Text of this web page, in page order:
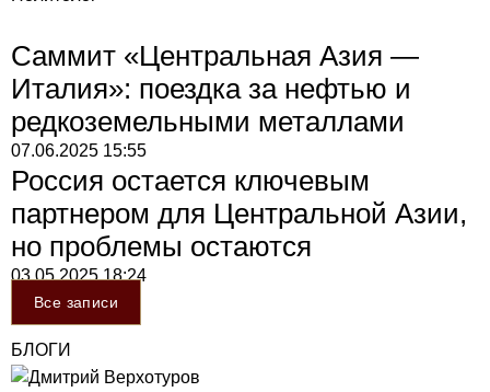
Саммит «Центральная Азия —
Италия»: поездка за нефтью и
редкоземельными металлами
07.06.2025 15:55
Россия остается ключевым
партнером для Центральной Азии,
но проблемы остаются
03.05.202518:24
Все записи
БЛОГИ